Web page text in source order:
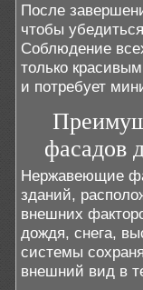
После
чтобы
Соблюдение
только
и потребует
фасадов
Нержавеющие
зданий,
внешних
дождя, снега,
системы
внешний вид в